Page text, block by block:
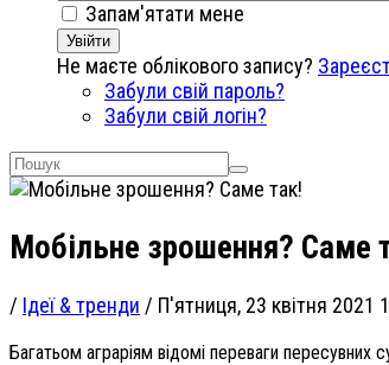
Запам'ятати мене
Увійти
Не маєте облікового запису?
Забули свій пароль?
Забули свій логін?
Мобільне зрошення? Саме
/ Ідеї & тренди / П'ятниця, 23 квітня 2021
Багатьом аграріям відомі переваги